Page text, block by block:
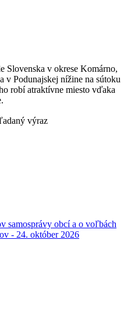
Slovenska v okrese Komárno,
v Podunajskej nížine na sútoku
robí atraktívne miesto vďaka
výraz
samosprávy obcí a o voľbách
- 24. október 2026